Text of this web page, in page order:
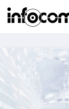
サービス
企業情報